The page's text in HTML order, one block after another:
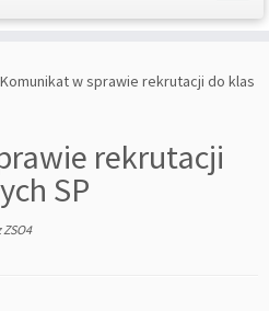
Komunikat w sprawie rekrutacji do klas
rekrutacji
SP
ZSO4